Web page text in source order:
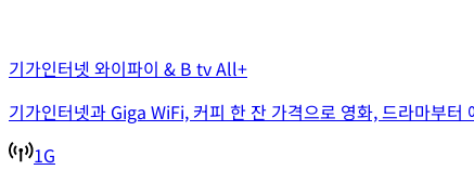
기가인터넷 와이파이 & B tv All+
기가인터넷과 Giga WiFi, 커피 한 잔 가격으로 영화, 드라마부
1G